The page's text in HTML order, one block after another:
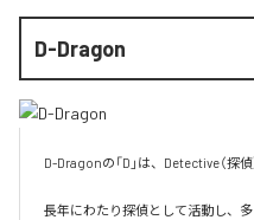
D-Dragon
D-Dragonの「D」は、Detective（探偵
長年にわたり探偵として活動し、